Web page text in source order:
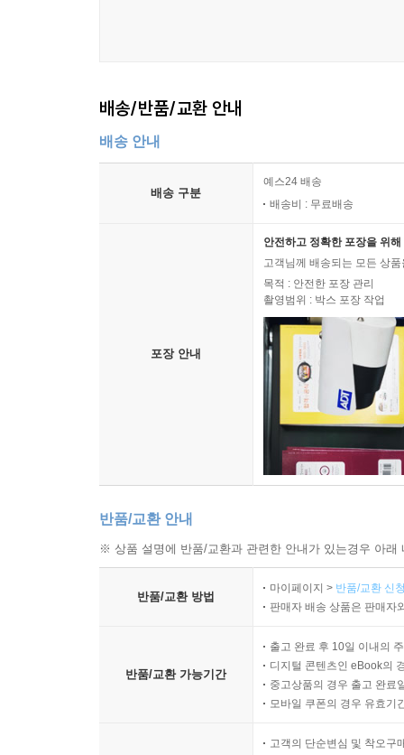
배송/반품/교환 안내
배송 안내
배송 구분
예스24 배송
배송비 : 무료배송
포장 안내
안전하고 정확한 포장을 위
고객님께 배송되는 모든 상
목적 : 안전한 포장 관리
촬영범위 : 박스 포장 작업
반품/교환 안내
※ 상품 설명에 반품/교환과 관련한 안내가 있는경우 아
반품/교환 방법
마이페이지 > 반품/교환 신
판매자 배송 상품은 판매자
반품/교환 가능기간
출고 완료 후 10일 이내의
디지털 콘텐츠인 eBook의
중고상품의 경우 출고 완료
모바일 쿠폰의 경우 유효기
고객의 단순변심 및 착오구